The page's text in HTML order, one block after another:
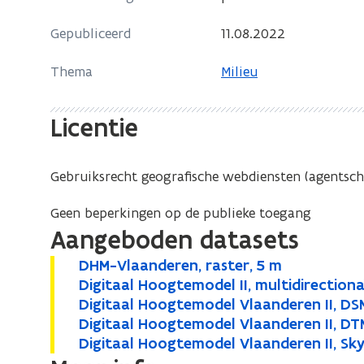
e
w
e
e
r
n
e
s
t
e
r
Gepubliceerd 11.08.2022
Thema Milieu
Licentie
Gebruiksrecht geografische webdiensten
Geen beperkingen op de publieke toegang
Aangeboden datasets
D
H
M
-
V
DHM-Vlaanderen, raster, 5 m
D
H
M
-
V
D
i
g
i
Digitaal Hoogtemodel II,
D
i
g
i
D
i
g
Digitaal Hoogtemodel Vlaanderen II,
D
i
g
D
i
Digitaal Hoogtemodel Vlaanderen II,
D
iD
Digitaal Hoogtemodel Vlaanderen II,
D